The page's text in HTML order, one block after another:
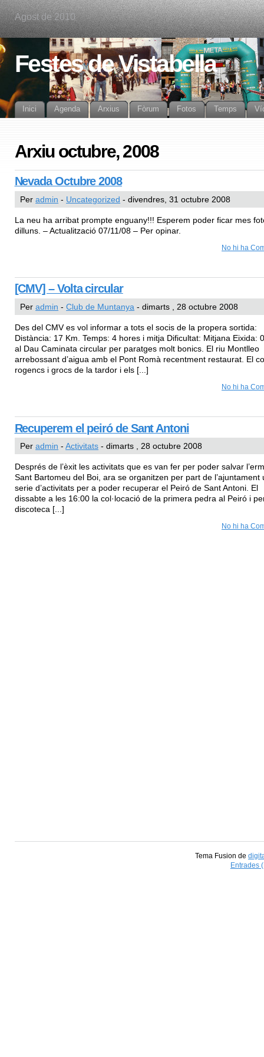
Agost de 2010
Festes de Vistabella
Inici Agenda Arxius Fòrum Fotos Temps
Arxiu octubre, 2008
Nevada Octubre 2008
Peradmin - Uncategorized - divendres, 31 octubre 2008
La neu ha arribat prompte enguany!!! Esperem poder ficar mes
dilluns. – Actualització 07/11/08 – Per opinar.
No hi ha
[CMV] – Volta circular
Peradmin -Club de Muntanya - dimarts , 28 octubre 2008
Des del CMV es vol informar a tots el socis de la propera sortida:
Distància: 17 Km. Temps: 4 hores i mitja Dificultat: Mitjana Eixida:
al Dau Caminata circular per paratges molt bonics. El riu Montlleo
arrebossant d’aigua amb el Pont Romà recentment restaurat. El
rogencs i grocs de la tardor i els [...]
No hi ha
Recuperem el peiró de Sant Antoni
Peradmin -Activitats - dimarts , 28 octubre 2008
Després de l’èxit les activitats que es van fer per poder salvar
Sant Bartomeu del Boi, ara se organitzen per part de l’ajuntament
serie d’activitats per a poder recuperar el Peiró de Sant Antoni. El
dissabte a les 16:00 la col·locació de la primera pedra al Peiró i
discoteca [...]
No hi ha
Tema Fusion de
Entrades